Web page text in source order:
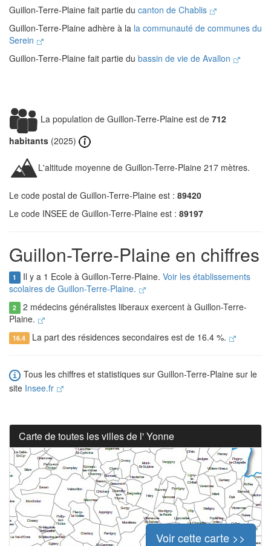
Guillon-Terre-Plaine fait partie du canton de Chablis
Guillon-Terre-Plaine adhère à la la communauté de communes du
Serein
Guillon-Terre-Plaine fait partie du bassin de vie de Avallon
La population de Guillon-Terre-Plaine est de 712
habitants (2025)
L'altitude moyenne de Guillon-Terre-Plaine 217 mètres.
Le code postal de Guillon-Terre-Plaine est : 89420
Le code INSEE de Guillon-Terre-Plaine est : 89197
Guillon-Terre-Plaine en chiffres
1 Il y a 1 Ecole à Guillon-Terre-Plaine. Voir les établissements
scolaires de Guillon-Terre-Plaine.
2 2 médecins généralistes liberaux exercent à Guillon-Terre-
Plaine.
16.4 La part des résidences secondaires est de 16.4 %.
Tous les chiffres et statistiques sur Guillon-Terre-Plaine sur le
site Insee.fr
Carte de toutes les villes de l' Yonne
Voir cette carte >>